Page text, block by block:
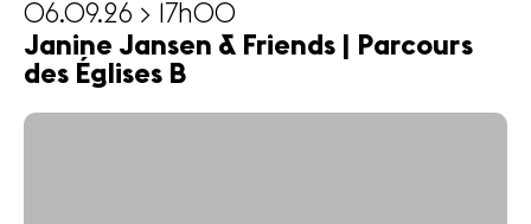
06.09.26 > 17h00
Janine Jansen & Friends | Parcours
des Églises B